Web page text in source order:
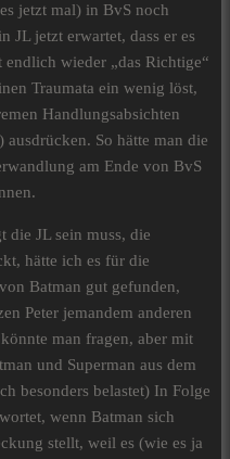
jetzt mal) in BvS noch
JL jetzt erwartet, dass er es
wieder „das Richtige“
Traumata ein wenig löst,
Handlungsabsichten
So hätte man die
am Ende von BvS
die JL sein muss, die
hätte ich es für die
Batman gut gefunden,
Peter jemandem anderen
man fragen, aber mit
und Superman aus dem
besonders belastet) In Folge
wenn Batman sich
stellt, weil es (wie es ja